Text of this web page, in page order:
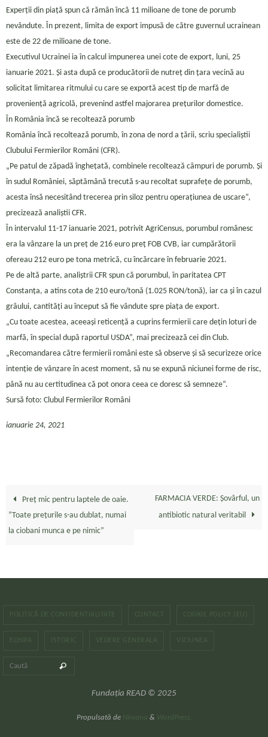
Experții din piață spun că rămân încă 11 milioane de tone de porumb
nevândute. În prezent, limita de export impusă de către guvernul ucrainean
este de 22 de milioane de tone.
Executivul Ucrainei ia în calcul impunerea unei cote de export, luni, 25
ianuarie 2021. Și asta după ce producătorii de nutreț din țara vecină au
solicitat limitarea ritmului cu care se exportă acest tip de marfă de
proveniență agricolă, prevenind astfel majorarea prețurilor domestice.
În România încă se recoltează porumb
România încă recoltează porumb, în zona de nord a țării, scriu specialiștii
Clubului Fermierilor Români (CFR).
„Pe patul de zăpadă înghețată, combinele recoltează câmpuri de porumb. Și
în sudul României, săptămână trecută s-au recoltat suprafețe de porumb,
acesta însă necesitând trecerea prin siloz pentru operațiunea de uscare”,
precizează analiștii CFR.
În intervalul 11-17 ianuarie 2021, potrivit AgriCensus, porumbul românesc
era la vânzare la un preț de 216 euro preț FOB CVB, iar cumpărătorii
ofereau 212 euro pe tona metrică, cu încărcare în februarie 2021.
Pe de altă parte, analiștrii CFR spun că porumbul, în paritatea CPT
Constanța, a atins cota de 210 euro/tonă (1.025 RON/tonă), iar ca și în cazul
grâului, cantități au început să fie vândute spre piața de export.
„Cu toate acestea, aceeași reticență a cuprins fermierii care dețin loturi de
marfă, în special după raportul USDA”, mai precizează cei din Club.
„Recomandarea către fermierii români este să observe și să securizeze orice
intenție de vânzare în acest moment, să nu se expună niciunei forme de risc,
până nu au certitudinea că pot onora ceea ce doresc să semneze”.
Sursă foto: Clubul Fermierilor Români
ianuarie 24, 2021
Preț mic pentru laptele de oaie.
”Toate prețurile s-au dublat, numai
la ciobani munca e pe nimic”
FARMACIA VERDE: Șovârful, un
antibiotic natural veritabil
POLITICĂ DE CONFIDENȚIALITATE CONTACT COOKIE POLICY (EU)
ECHIPA ISTORIC VEDERE GENERALA VIZIUNEA
Caută
Fundația READ © 2025
Propulsată de Nirvana & WordPress.